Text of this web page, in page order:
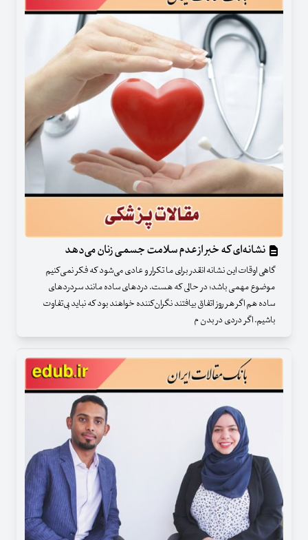
نشانه‌ای که خبر از عدم سلامت جسمی زنان می‌دهد
گاهی اوقات این نشانه انقدر برای ما تکرار و عادی می‌شود که فکر نمی‌کنیم
موضوع مهمی باشد؛ در حالی که هست. دردهای ساده مانند سردردهای
ساده هم اگر هر روز اتفاق بیافتند نگران‌کننده خواهند بود که نباید بی‌تفاوت
باشیم. اگر دردی در بدن م